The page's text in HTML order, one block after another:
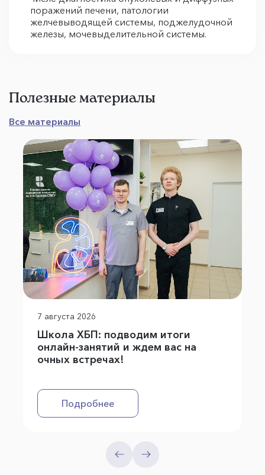
поражений печени, патологии
желчевыводящей системы, поджелудочной
железы, мочевыделительной системы.
Полезные материалы
Все материалы
7 августа 2026
Школа ХБП: подводим итоги
онлайн-занятий и ждем вас на
очных встречах!
Подробнее